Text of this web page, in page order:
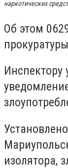
наркотических
Об этом
изолятора,